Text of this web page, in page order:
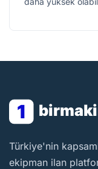
1
BirMakine
Türkiye'nin
ekipman ilan